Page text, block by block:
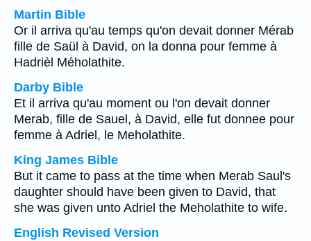
Martin Bible
Or il arriva qu'au temps qu'on devait donner Mérab
fille de Saül à David, on la donna pour femme à
Hadrièl Méholathite.
Darby Bible
Et il arriva qu'au moment ou l'on devait donner
Merab, fille de Sauel, à David, elle fut donnee pour
femme à Adriel, le Meholathite.
King James Bible
But it came to pass at the time when Merab Saul's
daughter should have been given to David, that
she was given unto Adriel the Meholathite to wife.
English Revised Version